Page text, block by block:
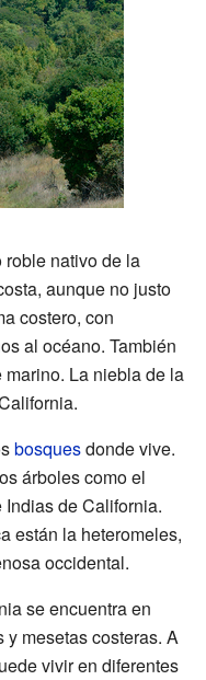
nativo de la
aunque no justo
costero, con
al océano. También
La niebla de la
bosquesdonde vive.
árboles como el
de California.
están la heteromeles,
occidental.
se encuentra en
mesetas costeras. A
vivir en diferentes